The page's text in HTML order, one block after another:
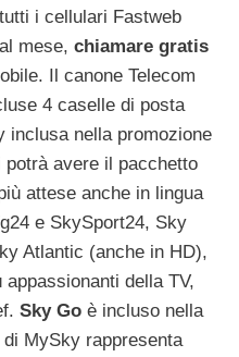
i cellulari Fastweb
mese, chiamare gratis
Il canone Telecom
4 caselle di posta
inclusa nella promozione
avere il pacchetto
attese anche in lingua
e SkySport24, Sky
Atlantic (anche in HD),
della TV,
Sky Go è incluso nella
di MySky rappresenta